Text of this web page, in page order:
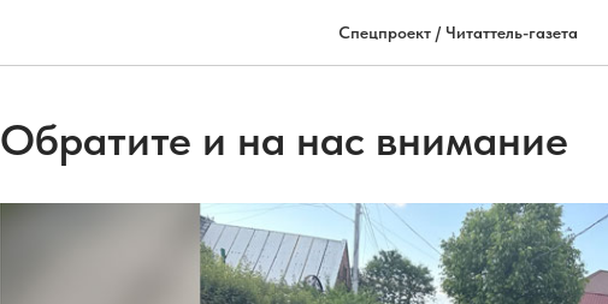
Спецпроект / Читаттель-газета
Обратите и на нас внимание